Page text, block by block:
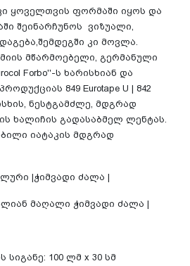
ყოველთვის ფორმაში იყოს და
შეინარჩუნოს ვიზუალი,
კი მოვლა.
მწარმოებელი, გერმანული
Forbo''-ს ხარისხიან და
849 Eurotape U | 842
ნესტგამძლე, მდგრად
ხალიჩის გადასაბმელ ლენტას.
იატაკის მდგრად
|ჭიმვადი ძალა |
მაღალი ჭიმვადი ძალა |
100 ლმ x 30 სმ